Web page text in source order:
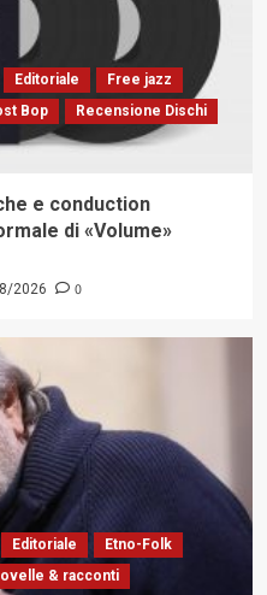
Editoriale
Free jazz
Bop
Recensione Dischi
e conduction
di «Volume»
2026 0
Editoriale
Etno-Folk
& racconti